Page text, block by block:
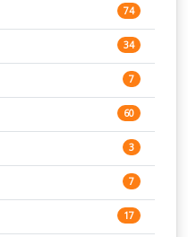
153
345
15
16
15
15
14
74
34
7
60
3
7
17